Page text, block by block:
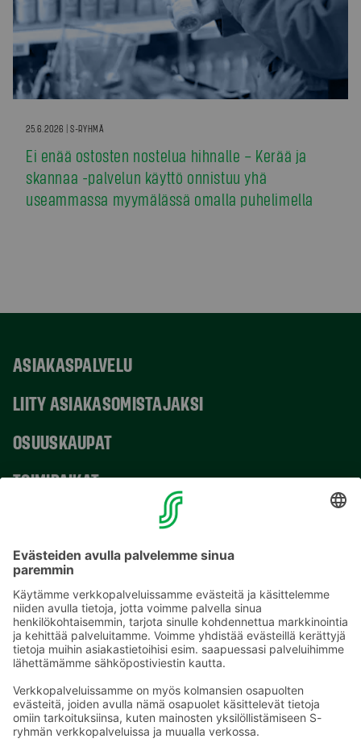
25.6.2026 | S-RYHMÄ
Ei enää ostosten nostelua hihnalle – Kerää ja
skannaa -palvelun käyttö onnistuu yhä
useammassa myymälässä omalla puhelimella
ASIAKASPALVELU
LIITY ASIAKASOMISTAJAKSI
OSUUSKAUPAT
TOIMIPAIKAT
Sähköpostiosoitteet S-ryhmässä ovat muotoa
etunimi.sukunimi@sok.fi
Seuraa meitä: